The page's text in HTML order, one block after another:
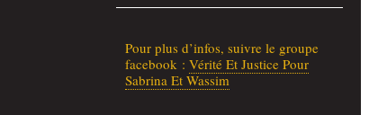
Pour plus d’in­fos, suivre le groupe
face­book :Véri­té Et Jus­tice Pour
Sabri­na Et Wassim